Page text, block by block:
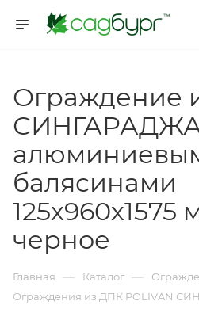
Ограждение
балясинами
125х960х1575
черное
Главная — Каталог —
Ограждения из ДПК POLIVAN